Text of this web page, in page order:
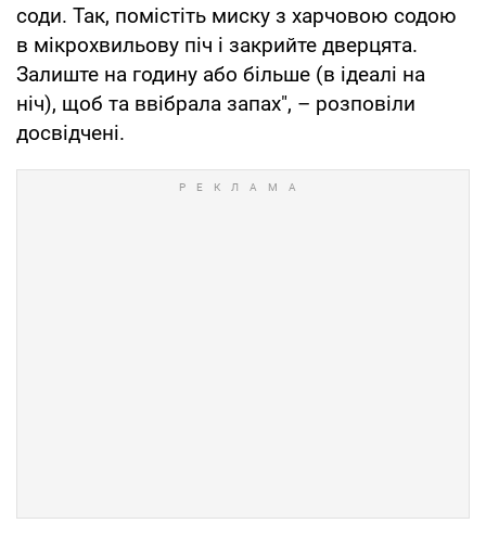
соди. Так, помістіть миску з харчовою содою
в мікрохвильову піч і закрийте дверцята.
Залиште на годину або більше (в ідеалі на
ніч), щоб та ввібрала запах", – розповіли
досвідчені.